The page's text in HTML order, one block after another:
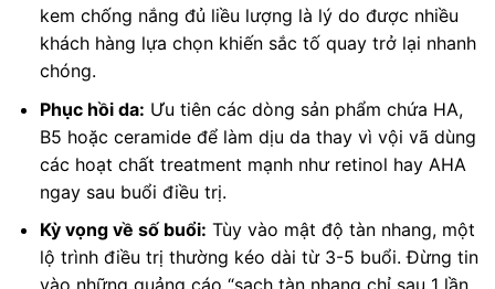
kem chống nắng đủ liều lượng là lý do được nhiều
khách hàng lựa chọn khiến sắc tố quay trở lại nhanh
chóng.
Phục hồi da: Ưu tiên các dòng sản phẩm chứa HA,
B5 hoặc ceramide để làm dịu da thay vì vội vã dùng
các hoạt chất treatment mạnh như retinol hay AHA
ngay sau buổi điều trị.
Kỳ vọng về số buổi: Tùy vào mật độ tàn nhang, một
lộ trình điều trị thường kéo dài từ 3-5 buổi. Đừng tin